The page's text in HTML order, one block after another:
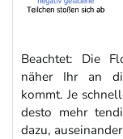
Beachtet: Die
näher Ihr an
kommt. Je
desto mehr
dazu,